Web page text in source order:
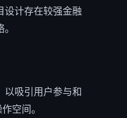
设计存在较强金融
以吸引用户参与和
空间。